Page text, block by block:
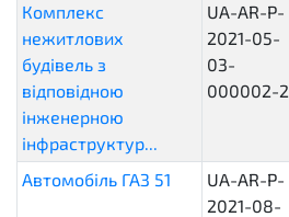
Комплекс
нежитлових
будівель з
відповідною
інженерною
інфраструктур...
UA-AR-P-
2021-05-
03-
000002-2
Автомобіль ГАЗ 51
UA-AR-P-
2021-08-